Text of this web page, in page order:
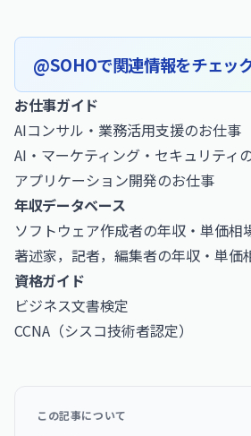
@SOHOで関連情報をチェッ
お仕事ガイド
AIコンサル・業務活用支援のお仕事
AI・マーケティング・セキュリティ
アプリケーション開発のお仕事
年収データベース
ソフトウェア作成者の年収・単価相
著述家，記者，編集者の年収・単価
資格ガイド
ビジネス文書検定
CCNA（シスコ技術者認定）
この記事について